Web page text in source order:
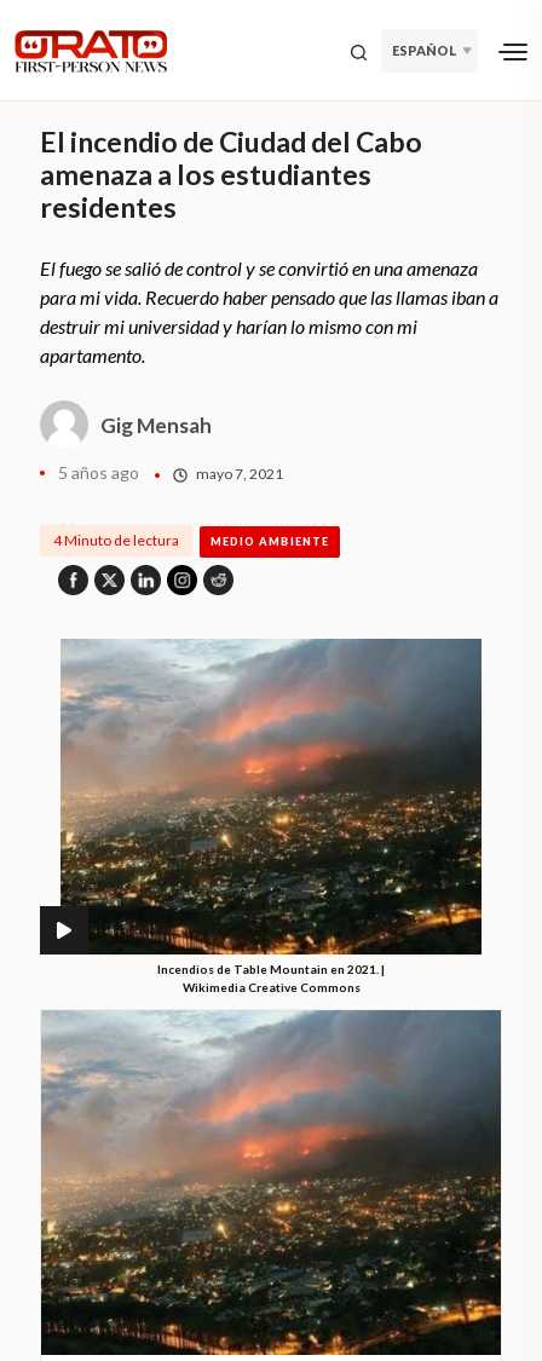
ESPAÑOL
El incendio de Ciudad del Cabo
amenaza a los estudiantes
residentes
El fuego se salió de control y se convirtió en una amenaza
para mi vida. Recuerdo haber pensado que las llamas iban a
destruir mi universidad y harían lo mismo con mi
apartamento.
Gig Mensah
5 años ago mayo 7, 2021
4 Minuto de lectura MEDIO AMBIENTE
Incendios de Table Mountain en 2021. |
Wikimedia Creative Commons